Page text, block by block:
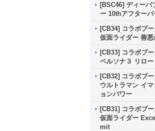
[BSC46] ディーバ
ー 10thアフターパ
[CB34] コラボブ
仮面ライダー 善悪
[CB33] コラボブ
ペルソナ３ リロー
[CB32] コラボブ
ウルトラマン イ
ョンパワー
[CB31] コラボブ
仮面ライダー
mit